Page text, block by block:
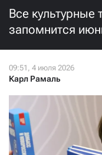
Все
запомнится
Карл Рамаль
Ежемесячно
500
Нажимая кнопку
я принимаю
условия и